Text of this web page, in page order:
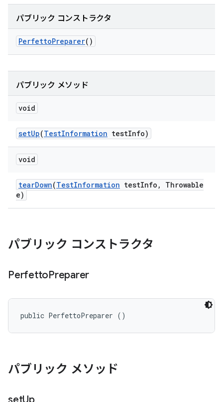
パブリック コンストラクタ
PerfettoPreparer()
パブリック メソッド
void
setUp(TestInformation testInfo)
void
tearDown(TestInformation testInfo ,
Throwable
e)
パブリック コンストラクタ
PerfettoPreparer
public PerfettoPreparer ()
パブリック メソッド